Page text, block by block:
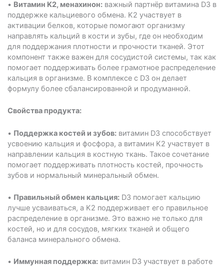
• Витамин K2, менахинон:важный партнёр витамина D3 в
поддержке кальциевого обмена. K2 участвует в
активации белков, которые помогают организму
направлять кальций в кости и зубы, где он необходим
для поддержания плотности и прочности тканей. Этот
компонент также важен для сосудистой системы, так как
помогает поддерживать более грамотное распределение
кальция в организме. В комплексе с D3 он делает
формулу более сбалансированной и продуманной.
Свойства продукта:
• Поддержка костей и зубов:витамин D3 способствует
усвоению кальция и фосфора, а витамин K2 участвует в
направлении кальция в костную ткань. Такое сочетание
помогает поддерживать плотность костей, прочность
зубов и нормальный минеральный обмен.
• Правильный обмен кальция:D3 помогает кальцию
лучше усваиваться, а K2 поддерживает его правильное
распределение в организме. Это важно не только для
костей, но и для сосудов, мягких тканей и общего
баланса минерального обмена.
• Иммунная поддержка:витамин D3 участвует в работе